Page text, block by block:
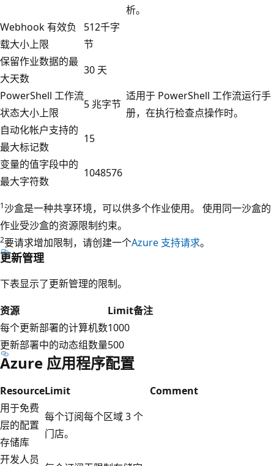
析。
Webhook 有效负
载大小上限
512千字
节
保留作业数据的最
大天数
30 天
PowerShell 工作流
状态大小上限
5 兆字节
适用于 PowerShell 工作流运行手
册，在执行检查点操作时。
自动化帐户支持的
最大标记数
15
变量的值字段中的
最大字符数
1048576
1沙盒是一种共享环境，可以供多个作业使用。 使用同一沙盒的
作业受沙盒的资源限制约束。
2要请求增加限制，请创建一个Azure 支持请求。
更新管理
下表显示了更新管理的限制。
资源
Limit备注
每个更新部署的计算机数1000
更新部署中的动态组数量500
Azure 应用程序配置
ResourceLimit
Comment
用于免费
层的配置
存储库
每个订阅每个区域 3 个
门店。
开发人员